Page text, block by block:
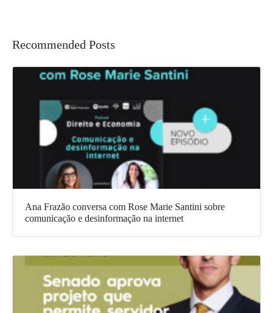
Recommended Posts
Ana Frazão conversa com Rose Marie Santini sobre
comunicação e desinformação na internet